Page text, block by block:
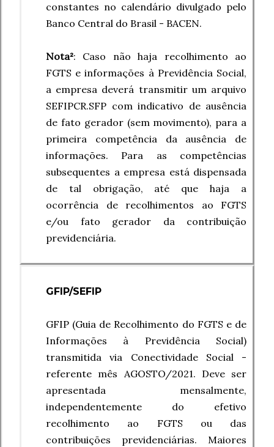
constantes no calendário divulgado pelo
Banco Central do Brasil - BACEN.
Nota²: Caso não haja recolhimento ao
FGTS e informações à Previdência Social,
a empresa deverá transmitir um arquivo
SEFIPCR.SFP com indicativo de ausência
de fato gerador (sem movimento), para a
primeira competência da ausência de
informações. Para as competências
subsequentes a empresa está dispensada
de tal obrigação, até que haja a
ocorrência de recolhimentos ao FGTS
e/ou fato gerador da contribuição
previdenciária.
GFIP/SEFIP
GFIP (Guia de Recolhimento do FGTS e de
Informações à Previdência Social)
transmitida via Conectividade Social -
referente mês AGOSTO/2021. Deve ser
apresentada mensalmente,
independentemente do efetivo
recolhimento ao FGTS ou das
contribuições previdenciárias. Maiores